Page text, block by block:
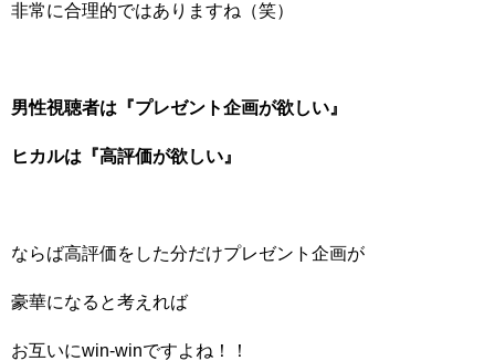
非常に合理的ではありますね（笑）
男性視聴者は『プレゼント企画が欲しい』
ヒカルは『高評価が欲しい』
ならば高評価をした分だけプレゼント企画が
豪華になると考えれば
お互いにwin-winですよね！！